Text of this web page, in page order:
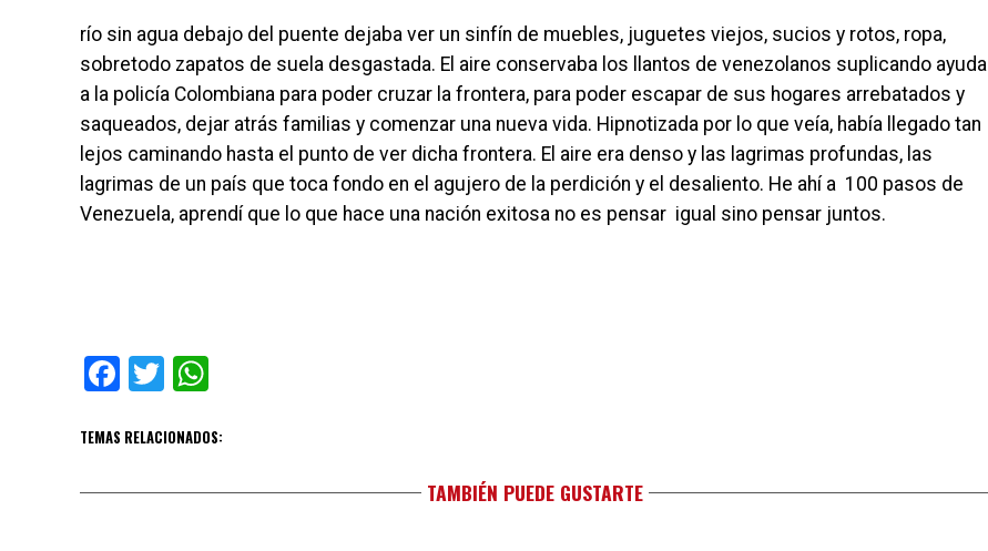
río sin agua debajo del puente dejaba ver un sinfín de muebles, juguetes viejos, sucios y rotos, ropa,
sobretodo zapatos de suela desgastada. El aire conservaba los llantos de venezolanos suplicando ayuda
a la policía Colombiana para poder cruzar la frontera, para poder escapar de sus hogares arrebatados y
saqueados, dejar atrás familias y comenzar una nueva vida. Hipnotizada por lo que veía, había llegado tan
lejos caminando hasta el punto de ver dicha frontera. El aire era denso y las lagrimas profundas, las
lagrimas de un país que toca fondo en el agujero de la perdición y el desaliento. He ahí a 100 pasos de
Venezuela, aprendí que lo que hace una nación exitosa no es pensar igual sino pensar juntos.
Facebook
Twitter
TEMAS RELACIONADOS:
TAMBIÉN PUEDE GUSTARTE